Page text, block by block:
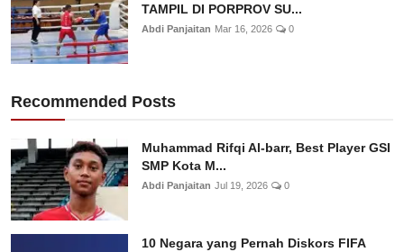
TAMPIL DI PORPROV SU...
Abdi Panjaitan Mar 16, 2026 0
Recommended Posts
Muhammad Rifqi Al-barr, Best Player GSI
SMP Kota M...
Abdi Panjaitan Jul 19, 2026 0
10 Negara yang Pernah Diskors FIFA